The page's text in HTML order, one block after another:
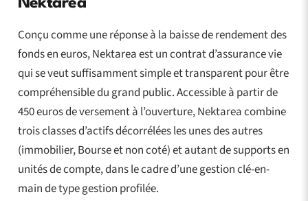
Nektarea
Conçu comme une réponse à la baisse de rendement des
fonds en euros, Nektarea est un contrat d’assurance vie
qui se veut suffisamment simple et transparent pour être
compréhensible du grand public. Accessible à partir de
450 euros de versement à l’ouverture, Nektarea combine
trois classes d’actifs décorrélées les unes des autres
(immobilier, Bourse et non coté) et autant de supports en
unités de compte, dans le cadre d’une gestion clé-en-
main de type gestion profilée.